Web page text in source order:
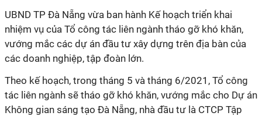
UBND TP Đà Nẵng vừa ban hành Kế hoạch triển khai
nhiệm vụ của Tổ công tác liên ngành tháo gỡ khó khăn,
vướng mắc các dự án đầu tư xây dựng trên địa bàn của
các doanh nghiệp, tập đoàn lớn.
Theo kế hoạch, trong tháng 5 và tháng 6/2021, Tổ công
tác liên ngành sẽ tháo gỡ khó khăn, vướng mắc cho Dự án
Không gian sáng tạo Đà Nẵng, nhà đầu tư là CTCP Tập